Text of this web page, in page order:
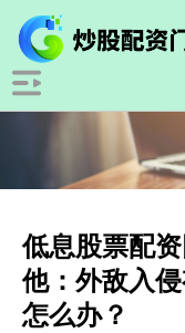
低息股票配
他：外敌入
怎么办？